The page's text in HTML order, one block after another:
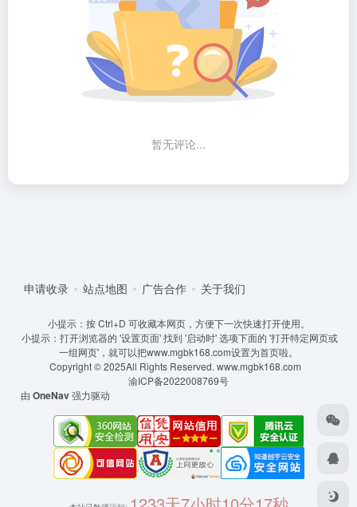
暂无评论...
申请收录 站点地图 广告合作 关于我们
小提示：按 Ctrl+D 可收藏本网页，方便下一次快速打开使用。
小提示：打开浏览器的 '设置页面' 找到 '启动时' 选项下面的 '打开特定网页或
一组网页'，就可以把www.mgbk168.com设置为首页啦。
Copyright © 2025All Rights Reserved. www.mgbk168.com
渝ICP备2022008769号
由 OneNav强力驱动